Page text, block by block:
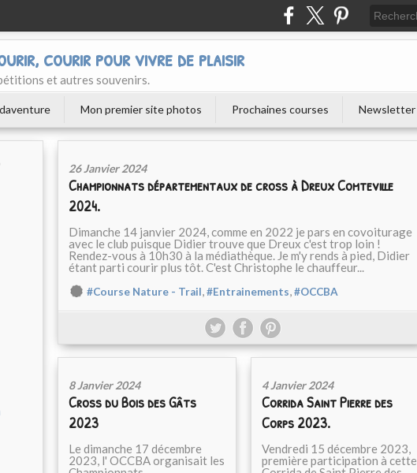
courir pour vivre de plaisir
et autres souvenirs.
Mon premier site photos Prochaines courses Newsletter
26 Janvier 2024
Championnats départementaux de cross à Dreux Comteville
2024.
Dimanche 14 janvier 2024, comme en 2022 je pars en covoiturage
avec le club puisque Didier trouve que Dreux c'est trop loin !
Rendez-vous à 10h30 à la médiathèque. Je m'y rends à pied, Didier
étant parti courir plus tôt. C'est Christophe le chauffeur...
#Course Nature - Trail,#Entrainements,#OCCBA
8 Janvier 2024
Cross du Bois des Gâts
2023
Le dimanche 17 décembre
2023, l' OCCBA organisait les
4 Janvier 2024
Corrida Saint Pierre des
Corps 2023.
Vendredi 15 décembre 2023,
première participation à cette